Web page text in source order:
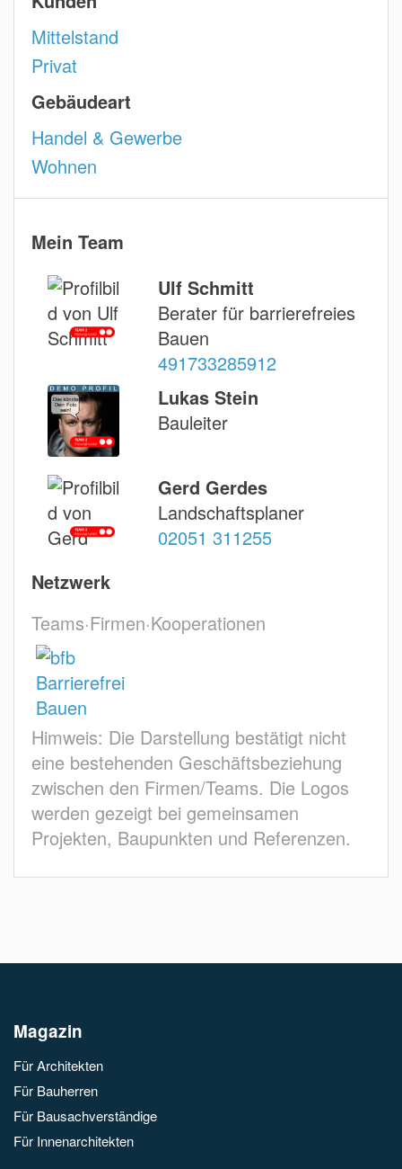
Mittelstand
Privat
Gebäudeart
Handel & Gewerbe
Wohnen
Mein Team
Ulf Schmitt
Berater für barrierefreies
Bauen
491733285912
Lukas Stein
Bauleiter
Gerd Gerdes
Landschaftsplaner
02051 311255
Netzwerk
Teams·Firmen·Kooperationen
Himweis: Die Darstellung bestätigt nicht
eine bestehenden Geschäftsbeziehung
zwischen den Firmen/Teams. Die Logos
werden gezeigt bei gemeinsamen
Projekten, Baupunkten und Referenzen.
Magazin
Für Architekten
Für Bauherren
Für Bausachverständige
Für Innenarchitekten